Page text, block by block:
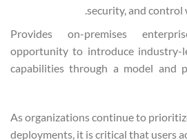
security, and
Provides on-premises
opportunity to introduce industry-
capabilities through a model and
“As organizations continue to
deployments, it is critical that users